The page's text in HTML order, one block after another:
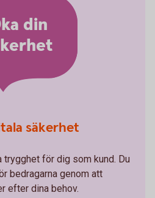
din
säkerhet
trygghet för dig som kund. Du
bedragarna genom att
efter dina behov.